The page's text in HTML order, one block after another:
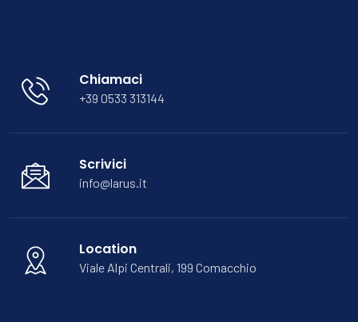
Chiamaci
+39 0533 313144
Scrivici
info@larus.it
Location
Viale Alpi Centrali, 199 Comacchio